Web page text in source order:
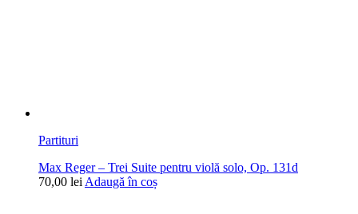
Partituri
Max Reger – Trei Suite pentru violă solo, Op. 131d
70,00 lei Adaugă în coș